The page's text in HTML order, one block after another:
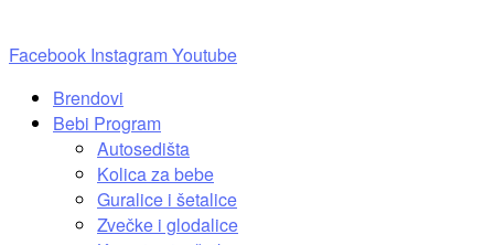
Facebook InstagramYoutube
Brendovi
Bebi Program
Autosedišta
Kolica za bebe
Guralice i šetalice
Zvečke i glodalice